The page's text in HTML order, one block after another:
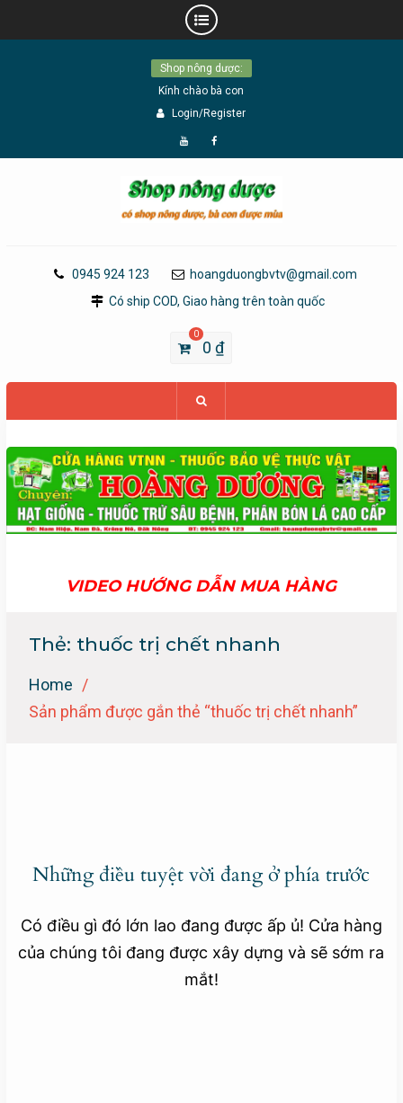
Shop nông dược:
Kính chào bà con
Login/Register
Đăng
YouTube
Page
0945 924 123
hoangduongbvtv@gmail.com
Có ship COD, Giao hàng trên toàn quốc
0
0₫
VIDEO HƯỚNG DẪN MUA HÀNG
Thẻ: thuốc trị chết nhanh
Home
Sản phẩm được gắn thẻ “thuốc trị chết nhanh”
Những điều tuyệt vời đang ở phía trước
Có điều gì đó lớn lao đang được ấp ủ! Cửa hàng
của chúng tôi đang được xây dựng và sẽ sớm ra
mắt!